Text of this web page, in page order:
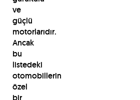
ve
güçlü
motorlarıdır.
Ancak
bu
listedeki
otomobillerin
özel
bir